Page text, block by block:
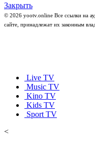
Закрыть
© 2026 yootv.online Все ссылки на
сайте, принадлежат их законным
Live TV
Music TV
Kino TV
Kids TV
Sport TV
<